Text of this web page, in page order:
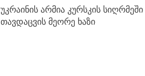
უკრაინის არმია კურსკის
თავდაცვის მეორე ხაზი